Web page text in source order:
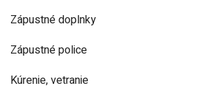
Zápustné doplnky
Zápustné police
Kúrenie, vetranie